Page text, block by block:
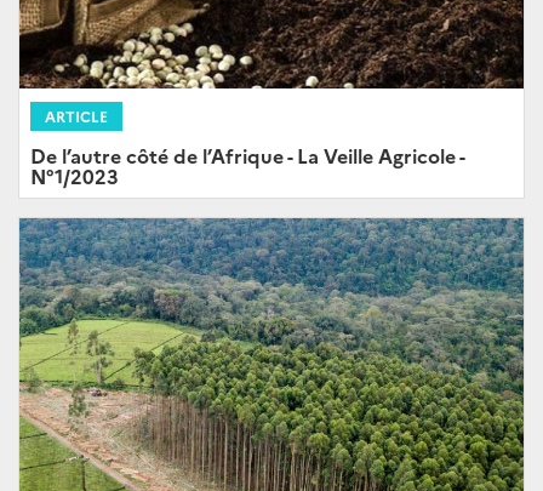
ARTICLE
De l’autre côté de l’Afrique - La Veille Agricole -
N°1/2023